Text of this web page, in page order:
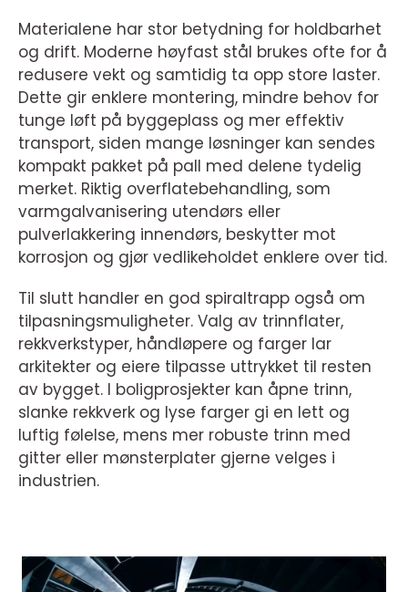
Materialene har stor betydning for holdbarhet
og drift. Moderne høyfast stål brukes ofte for å
redusere vekt og samtidig ta opp store laster.
Dette gir enklere montering, mindre behov for
tunge løft på byggeplass og mer effektiv
transport, siden mange løsninger kan sendes
kompakt pakket på pall med delene tydelig
merket. Riktig overflatebehandling, som
varmgalvanisering utendørs eller
pulverlakkering innendørs, beskytter mot
korrosjon og gjør vedlikeholdet enklere over tid.
Til slutt handler en god spiraltrapp også om
tilpasningsmuligheter. Valg av trinnflater,
rekkverkstyper, håndløpere og farger lar
arkitekter og eiere tilpasse uttrykket til resten
av bygget. I boligprosjekter kan åpne trinn,
slanke rekkverk og lyse farger gi en lett og
luftig følelse, mens mer robuste trinn med
gitter eller mønsterplater gjerne velges i
industrien.